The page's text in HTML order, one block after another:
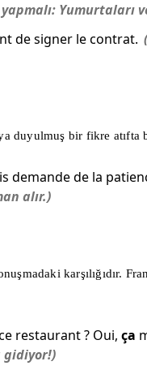
Yumurtaları
de signer le contrat.
duyulmuş bir fikre atıfta
demande de la
alır.)
karşılığıdır.
restaurant ? Oui, ça
gidiyor!)